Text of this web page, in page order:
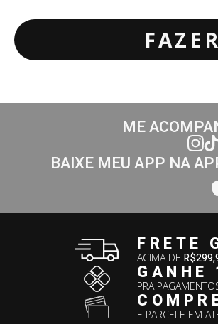
ME
BAIXE MEU APP NA
FRETE
ACIMA DE
GANHE
PRA
E PARCELE EM